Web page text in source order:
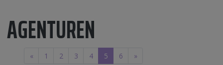
AGENTUREN
« 1 2 3 4 5 6 »